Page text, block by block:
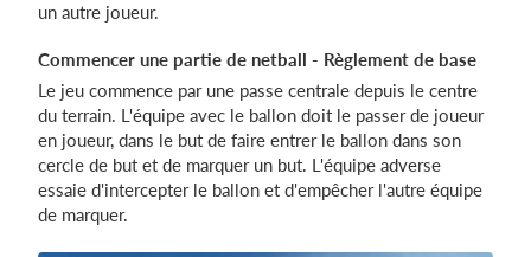
un autre joueur.
Commencer une partie de netball - Règlement de base
Le jeu commence par une passe centrale depuis le centre
du terrain. L'équipe avec le ballon doit le passer de joueur
en joueur, dans le but de faire entrer le ballon dans son
cercle de but et de marquer un but. L'équipe adverse
essaie d'intercepter le ballon et d'empêcher l'autre équipe
de marquer.